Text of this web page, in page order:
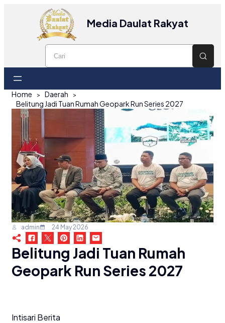
Media Daulat Rakyat
Home
Daerah
Belitung Jadi Tuan Rumah Geopark Run Series 2027
admin 24 May 2026
Belitung Jadi Tuan Rumah
Geopark Run Series 2027
Intisari Berita